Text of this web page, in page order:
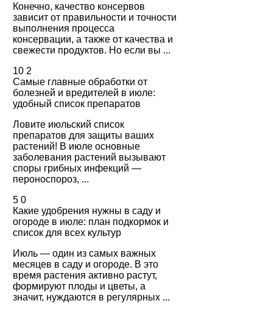
Конечно, качество консервов
зависит от правильности и точности
выполнения процесса
консервации, а также от качества и
свежести продуктов. Но если вы ...
10 2
Самые главные обработки от
болезней и вредителей в июле:
удобный список препаратов
Ловите июльский список
препаратов для защиты ваших
растений! В июле основные
заболевания растений вызывают
споры грибных инфекций —
пероноспороз, ...
5 0
Какие удобрения нужны в саду и
огороде в июле: план подкормок и
список для всех культур
Июль — один из самых важных
месяцев в саду и огороде. В это
время растения активно растут,
формируют плоды и цветы, а
значит, нуждаются в регулярных ...